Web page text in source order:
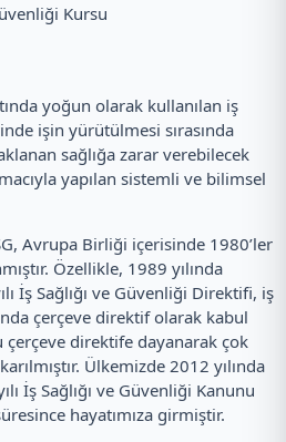
Kursu
yoğun olarak kullanılan iş
işin yürütülmesi sırasında
sağlığa zarar verebilecek
yapılan sistemli ve bilimsel
Avrupa Birliği içerisinde 1980’ler
Özellikle, 1989 yılında
İş Sağlığı ve Güvenliği Direktifi, iş
çerçeve direktif olarak kabul
direktife dayanarak çok
Ülkemizde 2012 yılında
İş Sağlığı ve Güvenliği Kanunu
hayatımıza girmiştir.